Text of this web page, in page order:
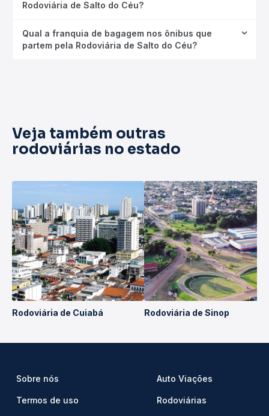
Rodoviária de Salto do Céu?
Qual a franquia de bagagem nos ônibus que
partem pela Rodoviária de Salto do Céu?
Veja também outras
rodoviárias no estado
Rodoviária de Cuiabá Rodoviária de Sinop
Sobre nós
Termos de uso
Auto Viações
Rodoviárias